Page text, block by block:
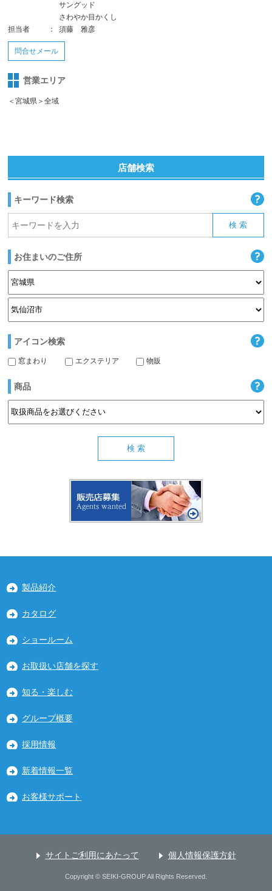
サングッド
さわやか目かくし
担当者
： 須藤 雅彦
問合せメール
営業エリア
＜宮城県＞全域
店舗検索
キーワード検索
お住まいのご住所
アイコン検索
窓まわり エクステリア 物販
商品
製品紹介
カタログ
ショールーム
お取扱い店舗を探す
知る・楽しむ
グループ概要
採用情報
新着情報一覧
お客様サポート
サイトご利用にあたって 個人情報保護方針
Copyright © SEIKI-GROUP All Rights Reserved.